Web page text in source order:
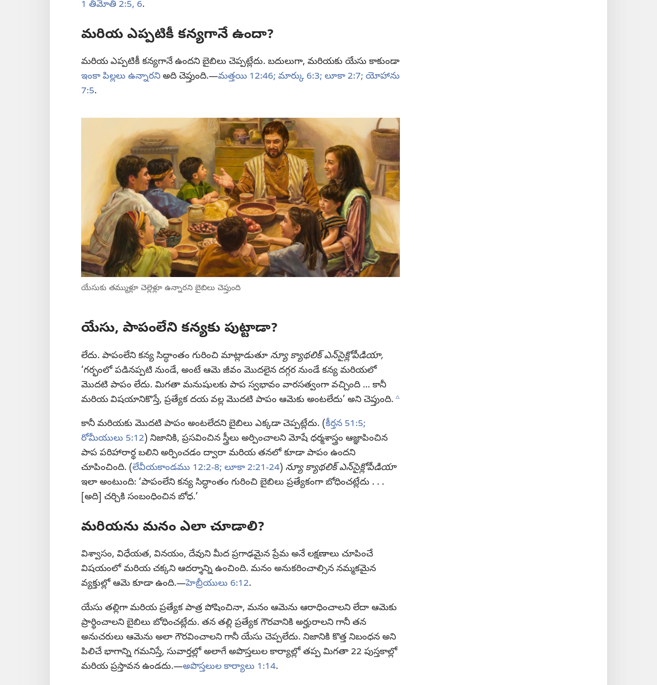
1 తిమోతి 2:5, 6.
మరియ ఎప్పటికీ కన్యగానే ఉందా?
మరియ ఎప్పటికీ కన్యగానే ఉందని బైబిలు చెప్పట్లేదు. బదులుగా, మరియకు యేసు కాకుండా
ఇంకా పిల్లలు ఉన్నారనిఅది చెప్తుంది.—మత్తయి 12:46; మార్కు 6:3; లూకా 2:7; యోహాను
7:5.
యేసుకు తమ్ముళ్లూ చెల్లెళ్లూ ఉన్నారని బైబిలు చెప్తుంది
యేసు, పాపంలేని కన్యకు పుట్టాడా?
లేదు. పాపంలేని కన్య సిద్ధాంతం గురించి మాట్లాడుతూ న్యూ క్యాథలిక్‌ ఎన్‌సైక్లోపీడియా,
‘గర్భంలో పడినప్పటి నుండే, అంటే ఆమె జీవం మొదలైన దగ్గర నుండే కన్య మరియలో
మొదటి పాపం లేదు. మిగతా మనుషులకు పాప స్వభావం వారసత్వంగా వచ్చింది ... కానీ
మరియ విషయానికొస్తే, ప్రత్యేక దయ వల్ల మొదటి పాపం ఆమెకు అంటలేదు’ అని చెప్తుంది. c
కానీ మరియకు మొదటి పాపం అంటలేదని బైబిలు ఎక్కడా చెప్పట్లేదు. (కీర్తన 51:5;
రోమీయులు 5:12) నిజానికి, ప్రసవించిన స్త్రీలు అర్పించాలని మోషే ధర్మశాస్త్రం ఆజ్ఞాపించిన
పాప పరిహారార్థ బలిని అర్పించడం ద్వారా మరియ తనలో కూడా పాపం ఉందని
చూపించింది. (లేవీయకాండము 12:2-8; లూకా 2:21-24) న్యూ క్యాథలిక్‌ ఎన్‌సైక్లోపీడియా
ఇలా అంటుంది: ‘పాపంలేని కన్య సిద్ధాంతం గురించి బైబిలు ప్రత్యేకంగా బోధించట్లేదు . . .
[అది] చర్చికి సంబంధించిన బోధ.’
మరియను మనం ఎలా చూడాలి?
విశ్వాసం, విధేయత, వినయం, దేవుని మీద ప్రగాఢమైన ప్రేమ అనే లక్షణాలు చూపించే
విషయంలో మరియ చక్కని ఆదర్శాన్ని ఉంచింది. మనం అనుకరించాల్సిన నమ్మకమైన
వ్యక్తుల్లో ఆమె కూడా ఉంది.—హెబ్రీయులు 6:12.
యేసు తల్లిగా మరియ ప్రత్యేక పాత్ర పోషించినా, మనం ఆమెను ఆరాధించాలని లేదా ఆమెకు
ప్రార్థించాలని బైబిలు బోధించట్లేదు. తన తల్లి ప్రత్యేక గౌరవానికి అర్హురాలని గానీ తన
అనుచరులు ఆమెను అలా గౌరవించాలని గానీ యేసు చెప్పలేదు. నిజానికి కొత్త నిబంధన అని
పిలిచే భాగాన్ని గమనిస్తే, సువార్తల్లో అలాగే అపొస్తలుల కార్యాల్లో తప్ప మిగతా 22 పుస్తకాల్లో
మరియ ప్రస్తావన ఉండదు.—అపొస్తలుల కార్యాలు 1:14.